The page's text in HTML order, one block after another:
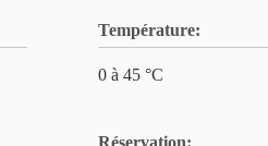
Température:
0 à 45 °C
Réservation: